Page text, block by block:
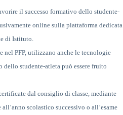
il successo formativo dello studente-
online sulla piattaforma dedicata
di Istituto.
PFP, utilizzano anche le tecnologie
studente-atleta può essere fruito
dal consiglio di classe, mediante
scolastico successivo o all’esame